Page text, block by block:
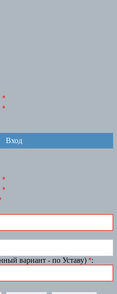
*
*
Вход
*
*
вариант - по Уставу) *: